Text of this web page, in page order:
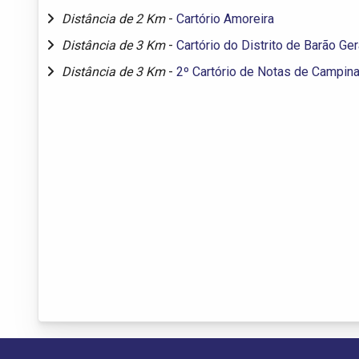
Distância de 2 Km - Cartório Amoreira
Distância de 3 Km - Cartório do Distrito de Barão
Distância de 3 Km - 2º Cartório de Notas de